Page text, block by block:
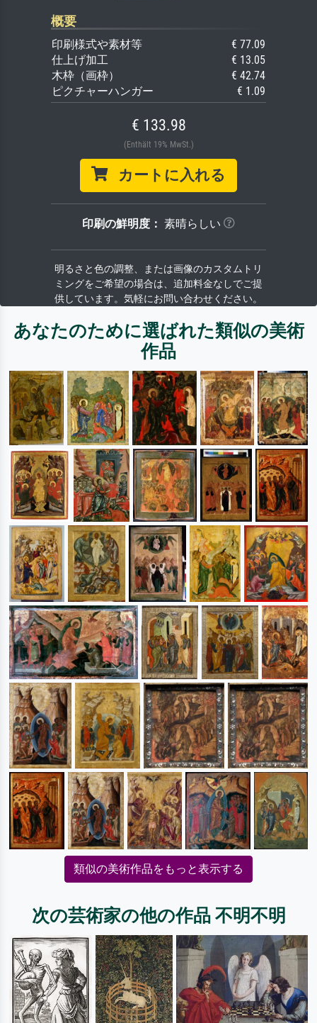
概要
印刷様式や素材等
€ 77.09
仕上げ加工
€ 13.05
木枠（画枠）
€ 42.74
ピクチャーハンガー
€ 1.09
€ 133.98
(Enthält 19% MwSt.)
カートに入れる
印刷の鮮明度： 素晴らしい
明るさと色の調整、または画像のカスタムトリ
ミングをご希望の場合は、追加料金なしでご提
供しています。気軽にお問い合わせください。
あなたのために選ばれた類似の美術
作品
類似の美術作品をもっと表示する
次の芸術家の他の作品 不明不明